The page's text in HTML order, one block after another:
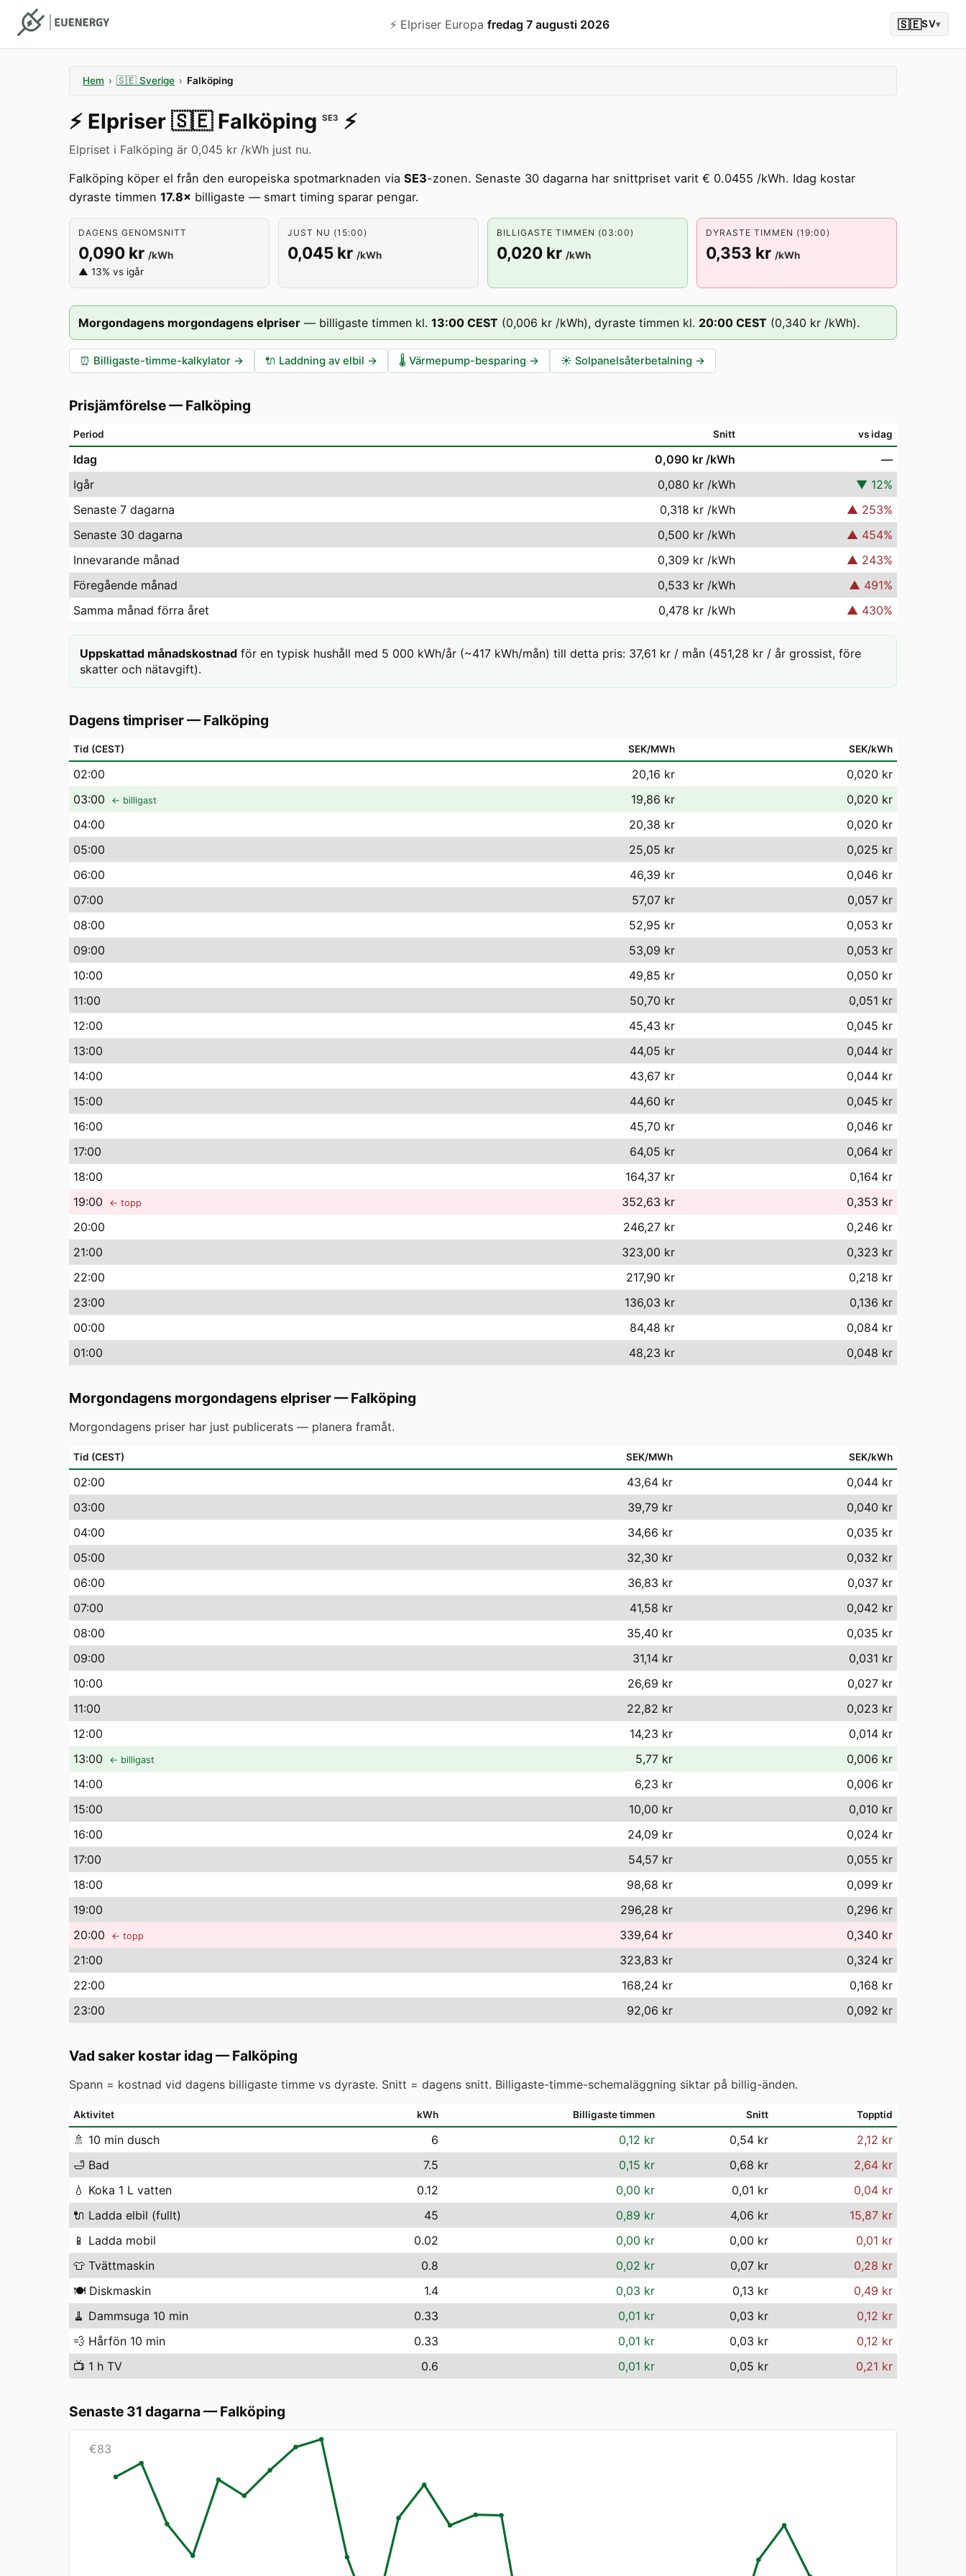
⚡️ Elpriser Europa fredag 7 augusti 2026 🇸🇪SV▾
Hem › 🇸🇪 Sverige › Falköping
⚡️ Elpriser 🇸🇪 Falköping SE3 ⚡️
Elpriset i Falköping är 0,045 kr /kWh just nu.
Falköping köper el från den europeiska spotmarknaden via SE3-zonen. Senaste 30 dagarna har snittpriset varit € 0.0455 /kWh. Idag kostar
dyraste timmen 17.8× billigaste — smart timing sparar pengar.
DAGENS GENOMSNITT
0,090 kr /kWh
▲ 13% vs igår
JUST NU (15:00)
0,045 kr /kWh
BILLIGASTE TIMMEN (03:00)
0,020 kr /kWh
DYRASTE TIMMEN (19:00)
0,353 kr /kWh
Morgondagens morgondagens elpriser — billigaste timmen kl. 13:00 CEST (0,006 kr /kWh), dyraste timmen kl. 20:00 CEST (0,340 kr /kWh).
⏰ Billigaste-timme-kalkylator → 🔌 Laddning av elbil → 🌡️ Värmepump-besparing → ☀️ Solpanelsåterbetalning →
Prisjämförelse—Falköping
Period Snitt vs idag
Idag 0,090 kr /kWh
—
Igår
0,080 kr /kWh ▼ 12%
Senaste 7 dagarna
0,318 kr /kWh ▲ 253%
Senaste 30 dagarna
0,500 kr /kWh ▲ 454%
Innevarande månad
0,309 kr /kWh ▲ 243%
Föregående månad
0,533 kr /kWh ▲ 491%
Samma månad förra året
0,478 kr /kWh ▲ 430%
Uppskattad månadskostnad för en typisk hushåll med 5 000 kWh/år (~417 kWh/mån) till detta pris: 37,61 kr / mån (451,28 kr / år grossist, före
skatter och nätavgift).
Dagens timpriser—Falköping
Tid (CEST) SEK/MWh SEK/kWh
02:00 20,16 kr
0,020 kr
03:00 ← billigast 19,86 kr
0,020 kr
04:00 20,38 kr
0,020 kr
05:00 25,05 kr
0,025 kr
06:00 46,39 kr
0,046 kr
07:00 57,07 kr
0,057 kr
08:00 52,95 kr
0,053 kr
09:00 53,09 kr
0,053 kr
10:00 49,85 kr
0,050 kr
11:00 50,70 kr
0,051 kr
12:00 45,43 kr
0,045 kr
13:00 44,05 kr
0,044 kr
14:00 43,67 kr
0,044 kr
15:00 44,60 kr
0,045 kr
16:00 45,70 kr
0,046 kr
17:00 64,05 kr
0,064 kr
18:00 164,37 kr
0,164 kr
19:00 ← topp 352,63 kr
0,353 kr
20:00 246,27 kr
0,246 kr
21:00 323,00 kr
0,323 kr
22:00 217,90 kr
0,218 kr
23:00 136,03 kr
0,136 kr
00:00 84,48 kr
0,084 kr
01:00 48,23 kr 0,048 kr
Morgondagens morgondagens elpriser—Falköping
Morgondagens priser har just publicerats — planera framåt.
Tid (CEST) SEK/MWh SEK/kWh
02:00 43,64 kr
0,044 kr
03:00 39,79 kr
0,040 kr
04:00 34,66 kr
0,035 kr
05:00 32,30 kr
0,032 kr
06:00 36,83 kr
0,037 kr
07:00 41,58 kr
0,042 kr
08:00 35,40 kr
0,035 kr
09:00 31,14 kr
0,031 kr
10:00 26,69 kr
0,027 kr
11:00 22,82 kr
0,023 kr
12:00 14,23 kr
0,014 kr
13:00 ← billigast 5,77 kr
0,006 kr
14:00 6,23 kr
0,006 kr
15:00 10,00 kr
0,010 kr
16:00 24,09 kr
0,024 kr
17:00 54,57 kr
0,055 kr
18:00 98,68 kr
0,099 kr
19:00 296,28 kr
0,296 kr
20:00 ← topp 339,64 kr
0,340 kr
21:00 323,83 kr
0,324 kr
22:00 168,24 kr
0,168 kr
23:00 92,06 kr 0,092 kr
Vad saker kostar idag —Falköping
Spann = kostnad vid dagens billigaste timme vs dyraste. Snitt = dagens snitt. Billigaste-timme-schemaläggning siktar på billig-änden.
Aktivitet kWh Billigaste timmen Snitt Topptid
🚿 10 min dusch 6 0,12 kr 0,54 kr
2,12 kr
🛁 Bad 7.5 0,15 kr 0,68 kr
2,64 kr
💧 Koka 1 L vatten 0.12 0,00 kr 0,01 kr
0,04 kr
🔌 Ladda elbil (fullt) 45 0,89 kr 4,06 kr
15,87 kr
📱 Ladda mobil 0.02 0,00 kr 0,00 kr
0,01 kr
👕 Tvättmaskin 0.8 0,02 kr 0,07 kr
0,28 kr
🍽️ Diskmaskin 1.4 0,03 kr 0,13 kr
0,49 kr
🧹 Dammsuga 10 min 0.33 0,01 kr 0,03 kr
0,12 kr
💨 Hårfön 10 min 0.33 0,01 kr 0,03 kr
0,12 kr
📺 1 h TV 0.6 0,01 kr 0,05 kr 0,21 kr
Senaste 31 dagarna —Falköping
€83